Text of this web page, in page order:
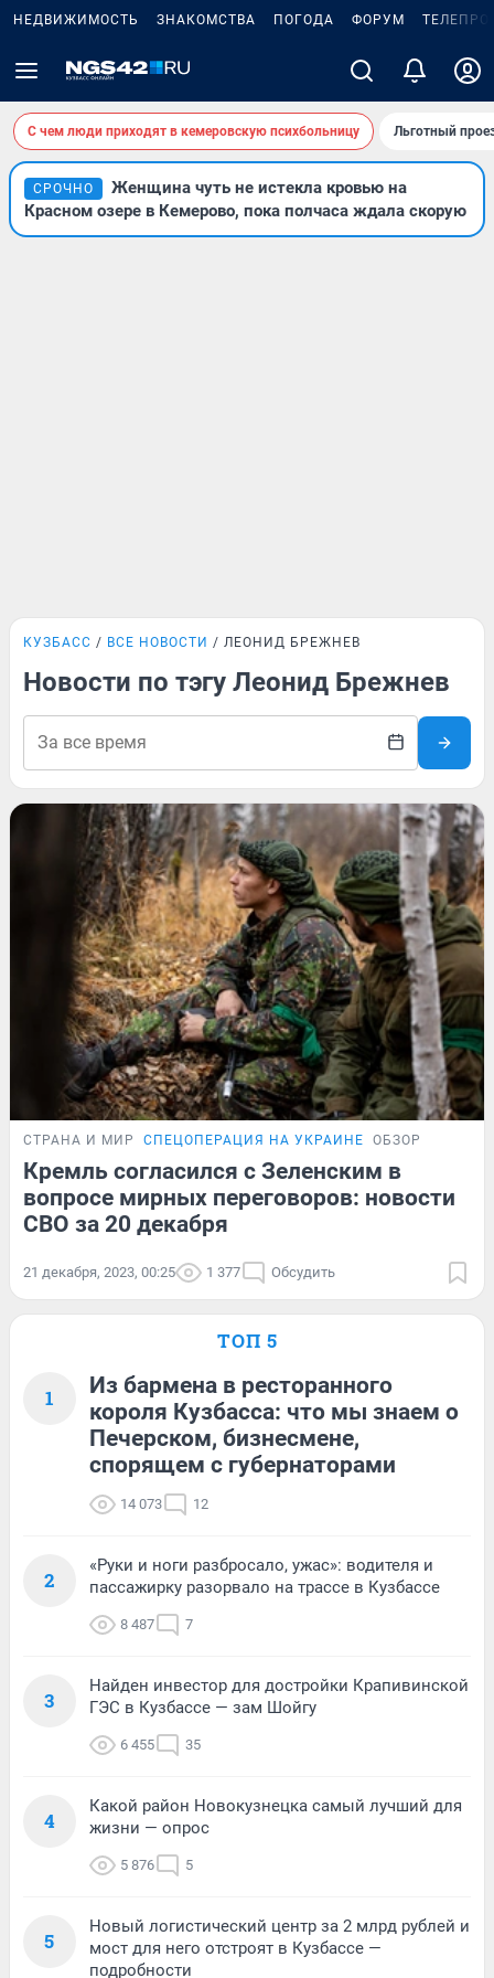
НЕДВИЖИМОСТЬ ЗНАКОМСТВА ПОГОДА ФОРУМ
С чем люди приходят в кемеровскую психбольницу Льготный
СРОЧНО
Женщина чуть не истекла кровью на
Красном озере в Кемерово, пока полчаса ждала скорую
КУЗБАСС ВСЕ НОВОСТИ ЛЕОНИД БРЕЖНЕВ
Новости по тэгу Леонид Брежнев
СТРАНА И МИР СПЕЦОПЕРАЦИЯ НА УКРАИНЕ ОБЗОР
Кремль согласился с Зеленским в
вопросе мирных переговоров: новости
СВО за 20 декабря
21 декабря, 2023, 00:25 1 377 Обсудить
ТОП 5
1
Из бармена в ресторанного
короля Кузбасса: что мы знаем о
Печерском, бизнесмене,
спорящем с губернаторами
14 073 12
2
«Руки и ноги разбросало, ужас»: водителя и
пассажирку разорвало на трассе в Кузбассе
8 487 7
3
Найден инвестор для достройки Крапивинской
ГЭС в Кузбассе — зам Шойгу
6 455 35
4
Какой район Новокузнецка самый лучший для
жизни — опрос
5 876 5
5
Новый логистический центр за 2 млрд рублей и
мост для него отстроят в Кузбассе —
подробности